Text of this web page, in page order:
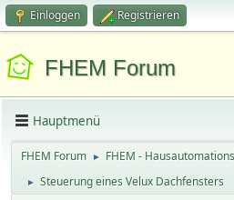
Einloggen Registrieren
FHEM Forum
Hauptmenü
FHEM Forum ► FHEM -
► Steuerung eines Velux Dachfensters